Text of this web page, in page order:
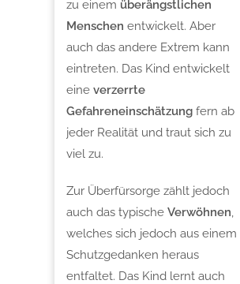
zu einem überängstlichen
Menschen entwickelt. Aber
auch das andere Extrem kann
eintreten. Das Kind entwickelt
eine verzerrte
Gefahreneinschätzung fern ab
jeder Realität und traut sich zu
viel zu.
Zur Überfürsorge zählt jedoch
auch das typische Verwöhnen,
welches sich jedoch aus einem
Schutzgedanken heraus
entfaltet. Das Kind lernt auch